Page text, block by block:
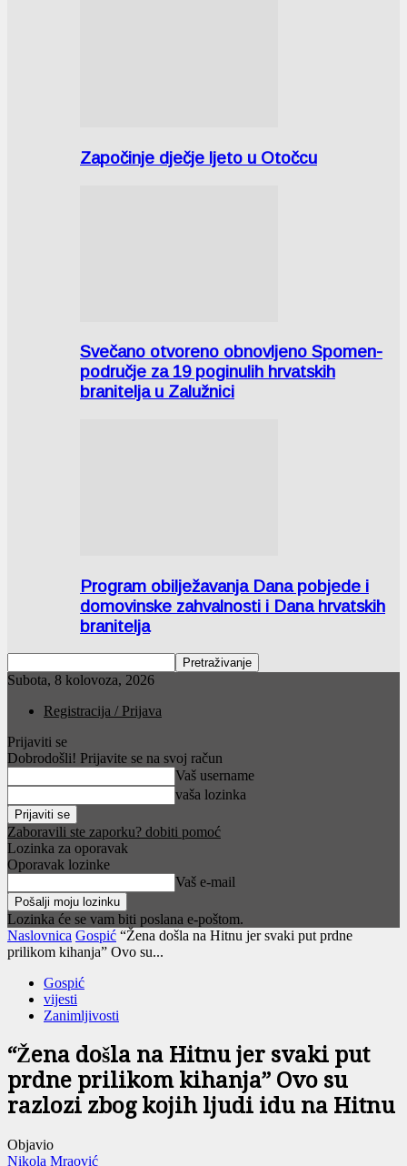
Započinje dječje ljeto u Otočcu
Svečano otvoreno obnovljeno Spomen-
područje za 19 poginulih hrvatskih
branitelja u Zalužnici
Program obilježavanja Dana pobjede i
domovinske zahvalnosti i Dana hrvatskih
branitelja
Subota, 8 kolovoza, 2026
Registracija / Prijava
Prijaviti se
Dobrodošli! Prijavite se na svoj račun
Vaš username
vaša lozinka
Zaboravili ste zaporku? dobiti pomoć
Lozinka za oporavak
Oporavak lozinke
Vaš e-mail
Lozinka će se vam biti poslana e-poštom.
Naslovnica Gospić “Žena došla na Hitnu jer svaki put prdne
prilikom kihanja” Ovo su...
Gospić
vijesti
Zanimljivosti
“Žena došla na Hitnu jer svaki put
prdne prilikom kihanja” Ovo su
razlozi zbog kojih ljudi idu na Hitnu
Objavio
Nikola Mraović